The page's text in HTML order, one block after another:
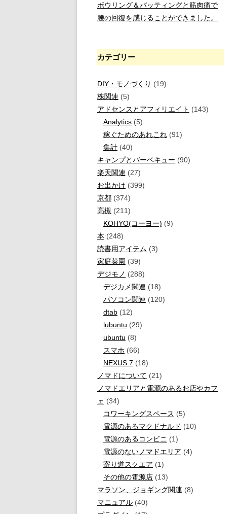
ボウリング＆バッティングと筋肉痛で
腰の回復を感じることができました。
カテゴリー
DIY・モノづくり (19)
株関連 (5)
アドセンスとアフィリエイト (143)
Analytics (5)
稼ぐためのあれこれ (91)
集計 (40)
キャンプとバーベキュー (90)
楽天関連 (27)
お出かけ (399)
京都 (374)
高槻 (211)
KOHYO(コーヨー) (9)
本 (248)
読書用アイテム (3)
家庭菜園 (39)
デジモノ (288)
デジカメ関連 (18)
パソコン関連 (120)
dtab (12)
lubuntu (29)
ubuntu (8)
スマホ (66)
NEXUS 7 (18)
ノマドについて (21)
ノマドエリアと電源のあるお店やカフ
ェ (34)
コワーキングスペース (5)
電源のあるマクドナルド (10)
電源のあるコンビニ (1)
電源のないノマドエリア (4)
寄り道スクエア (1)
その他の電源店 (13)
マラソン、ジョギング関連 (8)
マニュアル (40)